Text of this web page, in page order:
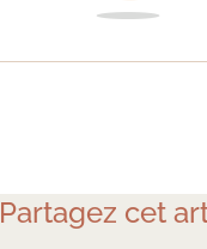
Partagez cet